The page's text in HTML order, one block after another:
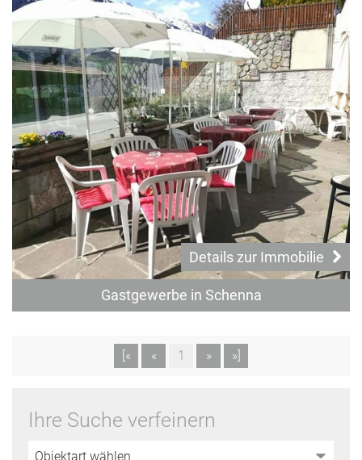
Details zur Immobilie
Gastgewerbe in Schenna
[« « 1 » »]
Ihre Suche verfeinern